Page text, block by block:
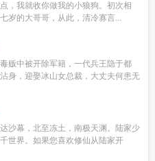
，我就收你做我的小狼狗。初次相
岁的大哥哥，从此，清冷寡言...
贩中被开除军籍，一代兵王隐于都
身，迎娶冰山女总裁，大丈夫何患无
沙幕，北至冻土，南极天渊。陆家少
世界。如果您喜欢修仙从陆家开